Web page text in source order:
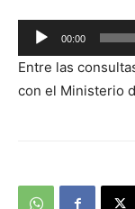
Reproductor
de
audio
00:00
Entre las
con el Ministerio